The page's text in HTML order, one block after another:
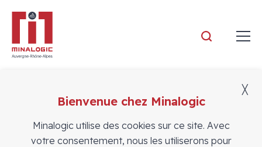
ADHÉRENTS
Bienvenue chez Minalogic
Minalogic utilise des cookies sur ce site. Avec
votre consentement, nous les utiliserons pour
╳